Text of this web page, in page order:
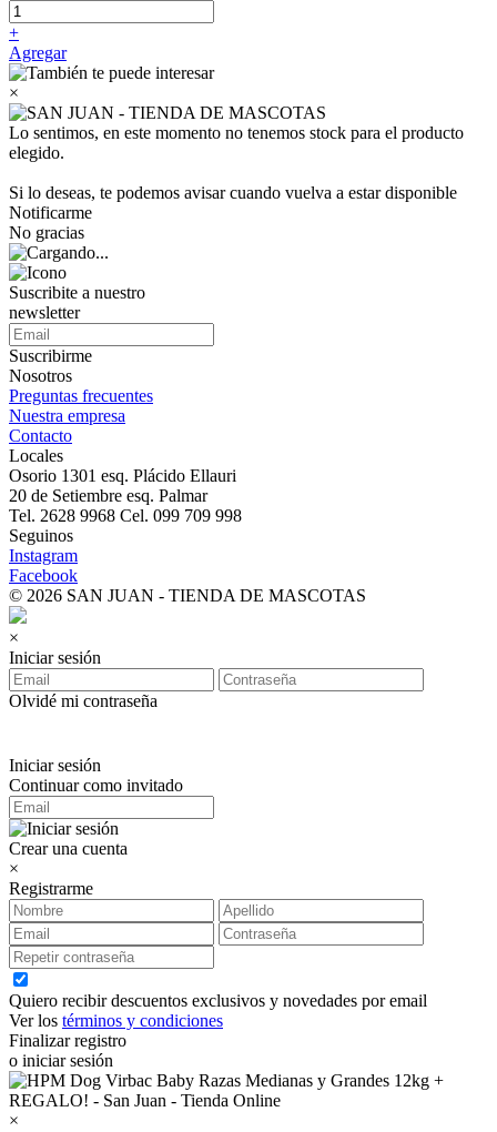
+
Agregar
×
Lo sentimos, en este momento no tenemos stock para el producto
elegido.
Si lo deseas, te podemos avisar cuando vuelva a estar disponible
Notificarme
No gracias
Suscribite a nuestro
newsletter
Suscribirme
Nosotros
Preguntas frecuentes
Nuestra empresa
Contacto
Locales
Osorio 1301 esq. Plácido Ellauri
20 de Setiembre esq. Palmar
Tel. 2628 9968 Cel. 099 709 998
Seguinos
Instagram
Facebook
© 2026 SAN JUAN - TIENDA DE MASCOTAS
×
Iniciar sesión
Olvidé mi contraseña
Iniciar sesión
Continuar como invitado
Crear una cuenta
×
Registrarme
Quiero recibir descuentos exclusivos y novedades por email
Ver los términos y condiciones
Finalizar registro
o iniciar sesión
×